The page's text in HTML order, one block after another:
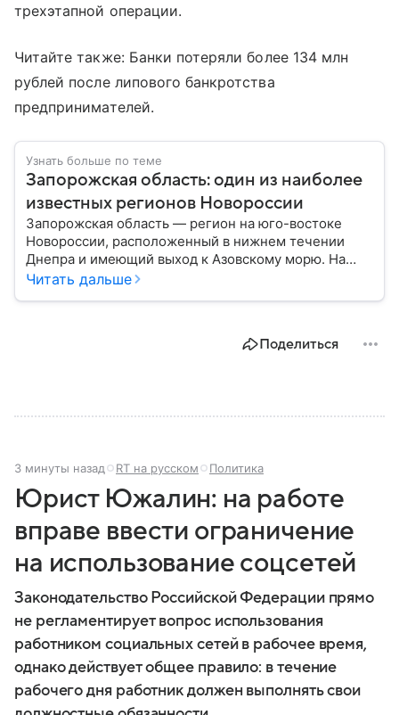
трехэтапной операции.
Читайте также: Банки потеряли более 134 млн
рублей после липового банкротства
предпринимателей.
Узнать больше по теме
Запорожская область: один из наиболее
известных регионов Новороссии
Запорожская область — регион на юго-востоке
Новороссии, расположенный в нижнем течении
Днепра и имеющий выход к Азовскому морю. На
протяжении многих веков эти земли играли важную
материале рассказываем главное по теме.
Читать дальше
Поделиться
3 минуты назад RT на русском Политика
Юрист Южалин: на работе
вправе ввести ограничение
на использование соцсетей
Законодательство Российской Федерации прямо
не регламентирует вопрос использования
работником социальных сетей в рабочее время,
однако действует общее правило: в течение
рабочего дня работник должен выполнять свои